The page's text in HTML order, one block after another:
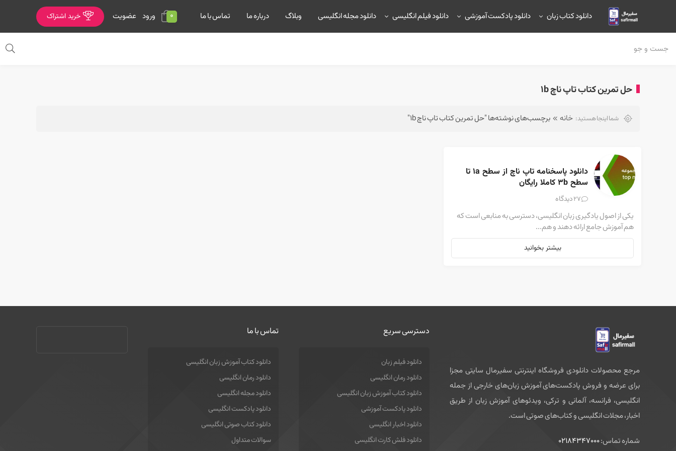
دانلود کتاب زبان دانلود پادکست آموزشی دانلود فیلم انگلیسی دانلود مجله انگلیسی وبلاگ درباره ما تماس با ما 0 ورود عضویت خرید اشتراک
حل تمرین کتاب تاپ ناچ 1b
شما اینجا هستید: خانه برچسب‌های نوشته‌ها "حل تمرین کتاب تاپ ناچ 1b"
سطح 3b کاملا رایگان
دیدگاه
یکی از اصول یادگیری زبان انگلیسی، دسترسی به منابعی است که
هم آموزش جامع ارائه دهند و هم...
بیشتر بخوانید
مرجع محصولات دانلودی فروشگاه اینترنتی سفیرمال سایتی مجزا
برای عرضه و فروش پادکست‌های آموزش زبان‌های خارجی از جمله
انگلیسی، فرانسه، آلمانی و ترکی، ویدئوهای آموزش زبان از طریق
اخبار، مجلات انگلیسی و کتاب‌های صوتی است.
شماره تماس:02184347000
دسترسی سریع
دانلود فیلم زبان
دانلود رمان انگلیسی
دانلود کتاب آموزش زبان انگلیسی
دانلود پادکست آموزشی
دانلود اخبار انگلیسی
دانلود فلش کارت انگلیسی
تماس با ما
دانلود کتاب آموزش زبان انگلیسی
دانلود رمان انگلیسی
دانلود مجله انگلیسی
دانلود پادکست انگلیسی
دانلود کتاب صوتی انگلیسی
سوالات متداول